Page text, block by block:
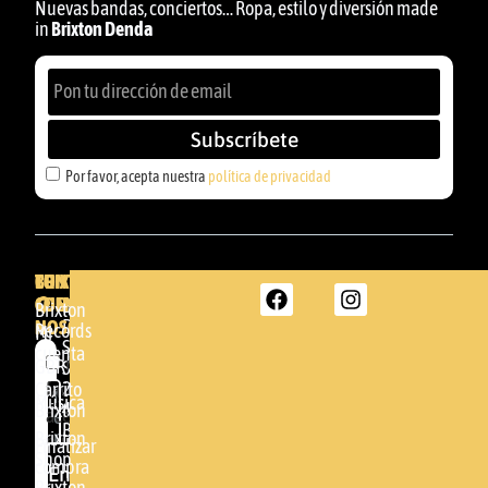
Nuevas bandas, conciertos… Ropa, estilo y diversión made
in Brixton Denda
Por favor, acepta nuestra política de privacidad
Subscríbete
BRIXTON
DENDA -
SHOP
Somera
24
48005 -
BILBAO
(+34)
BRIXTON
Brixton
Records
GBR
Música
Brixton
Shop
TU
CUENTA
Mi
cuenta
Carrito
Brixton
Finalizar
compra
CONTACTA
CON
NOSOTROS
Por
favor,
acepta
nuestra
política de
Enviar